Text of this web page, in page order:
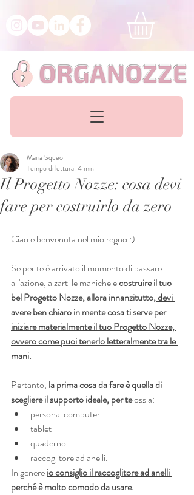
Il Progetto Nozze: cosa devi
fare per costruirlo da zero
Maria Squeo
Tempo di lettura: 4 min
Ciao e benvenuta nel mio regno :)
Se per te è arrivato il momento di passare
all'azione, alzarti le maniche e costruire il tuo
bel Progetto Nozze, allora innanzitutto, devi
avere ben chiaro in mente cosa ti serve per
iniziare materialmente il tuo Progetto Nozze,
ovvero come puoi tenerlo letteralmente tra le
mani.
Pertanto, la prima cosa da fare è quella di
scegliere il supporto ideale, per te ossia:
personal computer
tablet
quaderno
raccoglitore ad anelli.
In genere io consiglio il raccoglitore ad anelli
perché è molto comodo da usare.